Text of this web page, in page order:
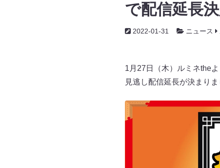
で配信延長決
2022-01-31 ニュース
1月27日（木）ルミネthe
見逃し配信延長が決まりま